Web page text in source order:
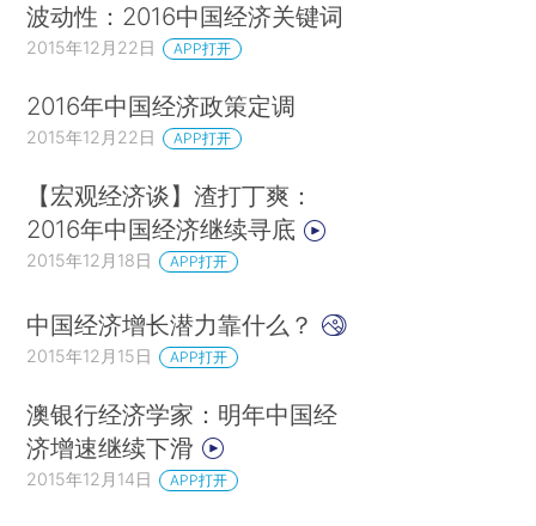
波动性：2016中国经济关键词
2015年12月22日 APP打开
2016年中国经济政策定调
2015年12月22日 APP打开
【宏观经济谈】渣打丁爽：
2016年中国经济继续寻底
2015年12月18日 APP打开
中国经济增长潜力靠什么？
2015年12月15日 APP打开
澳银行经济学家：明年中国经
济增速继续下滑
2015年12月14日 APP打开